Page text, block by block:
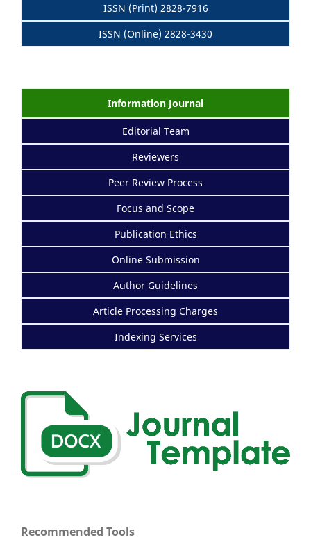
ISSN (Print) 2828-7916
ISSN (Online) 2828-3430
Information Journal
Editorial Team
Reviewers
Peer Review Process
Focus and Scope
Publication Ethics
Online Submission
Author Guidelines
Article Processing Charges
Indexing Services
Recommended Tools